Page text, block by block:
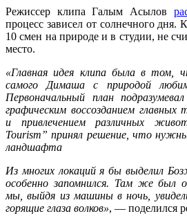
Режиссер клипа Галым Асылов
процесс зависел от солнечного дня.
10 смен на природе и в студии, не
место.
«Главная идея клипа была в том,
самого Димаша с природой
Первоначальный план
графическим воссозданием главных
и привлечением различных
Tourism” принял решение, что
ландшафта
Из многих локаций я бы выделил
особенно запомнился. Там же был
мы, выйдя из машины в ночь,
горящие глаза волков», — поделился